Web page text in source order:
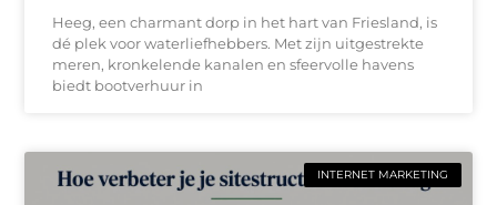
Heeg, een charmant dorp in het hart van Friesland, is
dé plek voor waterliefhebbers. Met zijn uitgestrekte
meren, kronkelende kanalen en sfeervolle havens
biedt bootverhuur in
INTERNET MARKETING